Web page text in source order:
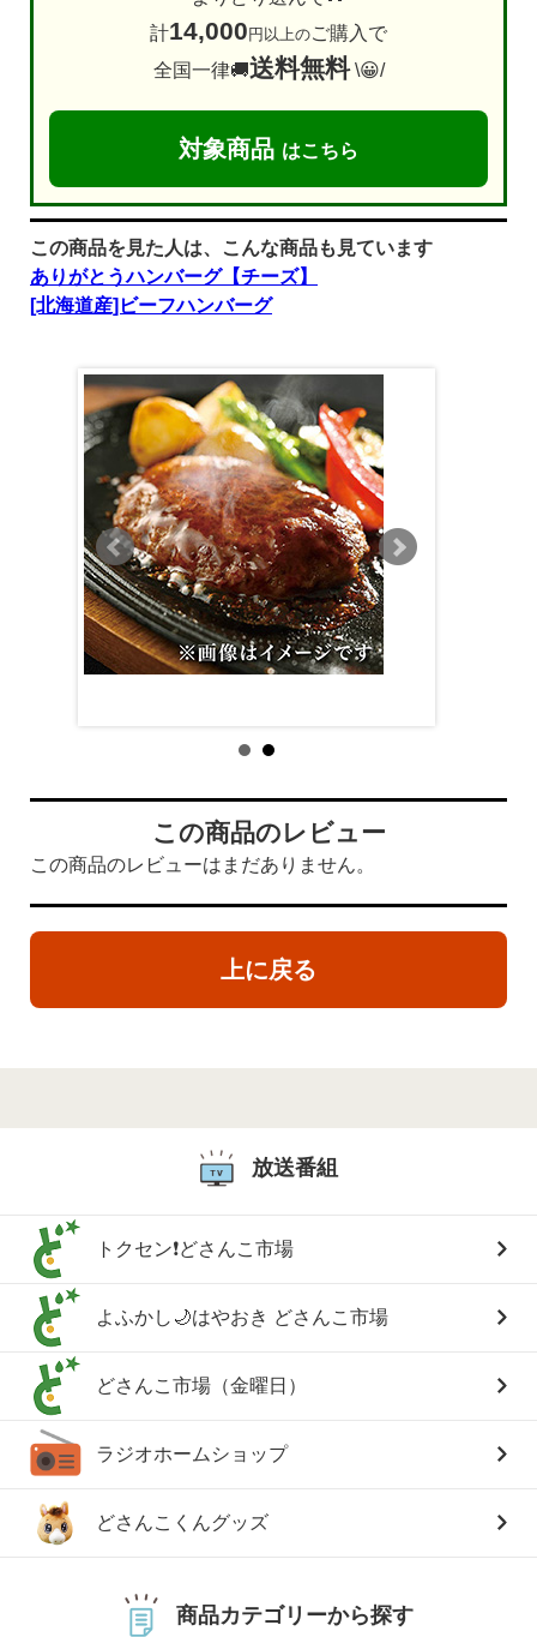
計14,000 円以上のご購入で
全国一律🚚送料無料\😀/
対象商品 はこちら
この商品を見た人は、こんな商品も見ています
ありがとうハンバーグ【チーズ】
[北海道産]ビーフハンバーグ
この商品のレビュー
この商品のレビューはまだありません。
上に戻る
放送番組
トクセン❗どさんこ市場
よふかし🌙はやおき どさんこ市場
どさんこ市場（金曜日）
ラジオホームショップ
どさんこくんグッズ
商品カテゴリーから探す